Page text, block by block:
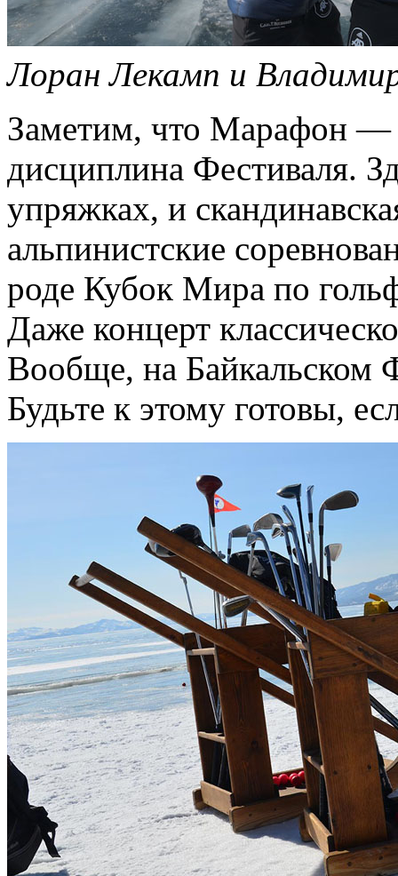
Лоран Лекамп и
Заметим, что Марафон —
дисциплина Фестиваля.
упряжках, и
альпинистские
роде Кубок Мира по
Даже концерт
Вообще, на Байкальском
Будьте к этому готовы,